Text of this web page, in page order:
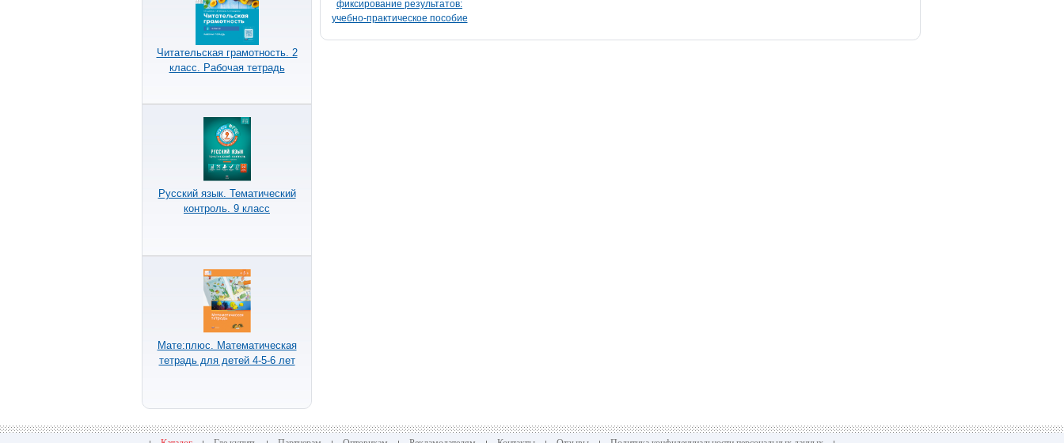
Читательская грамотность. 2
класс. Рабочая тетрадь
Русский язык. Тематический
контроль. 9 класс
Мате:плюс. Математическая
тетрадь для детей 4-5-6 лет
фиксирование результатов:
учебно-практическое пособие